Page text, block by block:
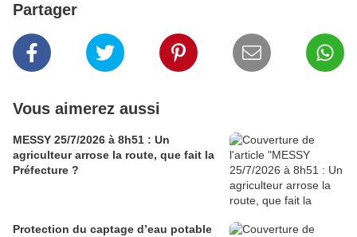
Partager
Vous aimerez aussi
MESSY 25/7/2026 à 8h51 : Un
agriculteur arrose la route, que fait la
Préfecture ?
Protection du captage d’eau potable